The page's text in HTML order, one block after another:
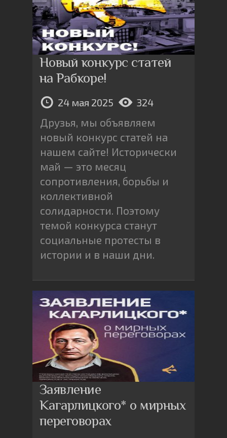
Новый конкурс статей
на Рабкоре!
24 мая 2025 324
Друзья, мы объявляем
новый конкурс статей на
нашем сайте! Исторически
май — это месяц
сопротивления, борьбы и
коллективной
солидарности. Поэтому
темой конкурса станут
социальные протесты в
истории и в наши дни.
Заявление
Кагарлицкого* о мирных
переговорах